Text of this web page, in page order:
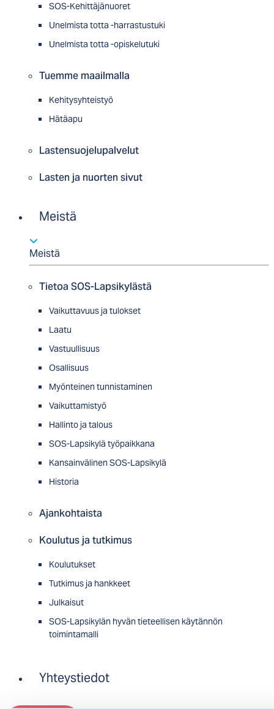
SOS-Kehittäjänuoret
Unelmista totta -harrastustuki
Unelmista totta -opiskelutuki
Tuemme maailmalla
Kehitysyhteistyö
Hätäapu
Lastensuojelupalvelut
Lasten ja nuorten sivut
Meistä
Meistä
Tietoa SOS-Lapsikylästä
Vaikuttavuus ja tulokset
Laatu
Vastuullisuus
Osallisuus
Myön­tei­nen tun­nis­ta­minen
Vaikuttamistyö
Hallinto ja talous
SOS-Lapsikylä työpaikkana
Kansainvälinen SOS-Lapsikylä
Historia
Ajankohtaista
Koulutus ja tutkimus
Koulutukset
Tutkimus ja hankkeet
Julkaisut
SOS-Lapsikylän hyvän tieteellisen käytännön
toimintamalli
Yhteystiedot